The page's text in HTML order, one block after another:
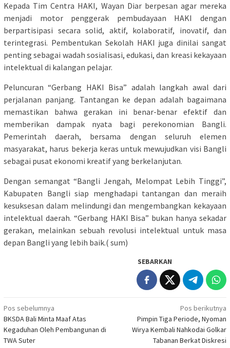
Kepada Tim Centra HAKI, Wayan Diar berpesan agar mereka
menjadi motor penggerak pembudayaan HAKI dengan
berpartisipasi secara solid, aktif, kolaboratif, inovatif, dan
terintegrasi. Pembentukan Sekolah HAKI juga dinilai sangat
penting sebagai wadah sosialisasi, edukasi, dan kreasi kekayaan
intelektual di kalangan pelajar.
Peluncuran “Gerbang HAKI Bisa” adalah langkah awal dari
perjalanan panjang. Tantangan ke depan adalah bagaimana
memastikan bahwa gerakan ini benar-benar efektif dan
memberikan dampak nyata bagi perekonomian Bangli.
Pemerintah daerah, bersama dengan seluruh elemen
masyarakat, harus bekerja keras untuk mewujudkan visi Bangli
sebagai pusat ekonomi kreatif yang berkelanjutan.
Dengan semangat “Bangli Jengah, Melompat Lebih Tinggi”,
Kabupaten Bangli siap menghadapi tantangan dan meraih
kesuksesan dalam melindungi dan mengembangkan kekayaan
intelektual daerah. “Gerbang HAKI Bisa” bukan hanya sekadar
gerakan, melainkan sebuah revolusi intelektual untuk masa
depan Bangli yang lebih baik.( sum)
SEBARKAN
Navigasi
pos
Pos sebelumnya
BKSDA Bali Minta Maaf Atas
Kegaduhan Oleh Pembangunan di
TWA Suter
Pos berikutnya
Pimpin Tiga Periode, Nyoman
Wirya Kembali Nahkodai Golkar
Tabanan Berkat Diskresi